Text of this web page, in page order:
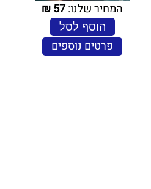
המחיר שלנו:57
₪
הוסף לסל
פרטים נוספים